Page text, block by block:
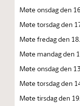
Møte onsdag den
Møte torsdag den
Møte fredag den
Møte mandag den
Møte onsdag den
Møte torsdag den
Møte tirsdag den